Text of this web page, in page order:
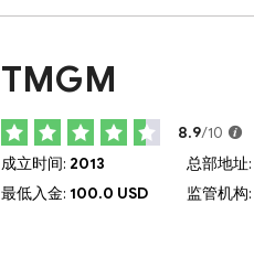
TMGM
8.9/10
成立时间: 2013
最低入金: 100.0 USD
总部地址:
监管机构: